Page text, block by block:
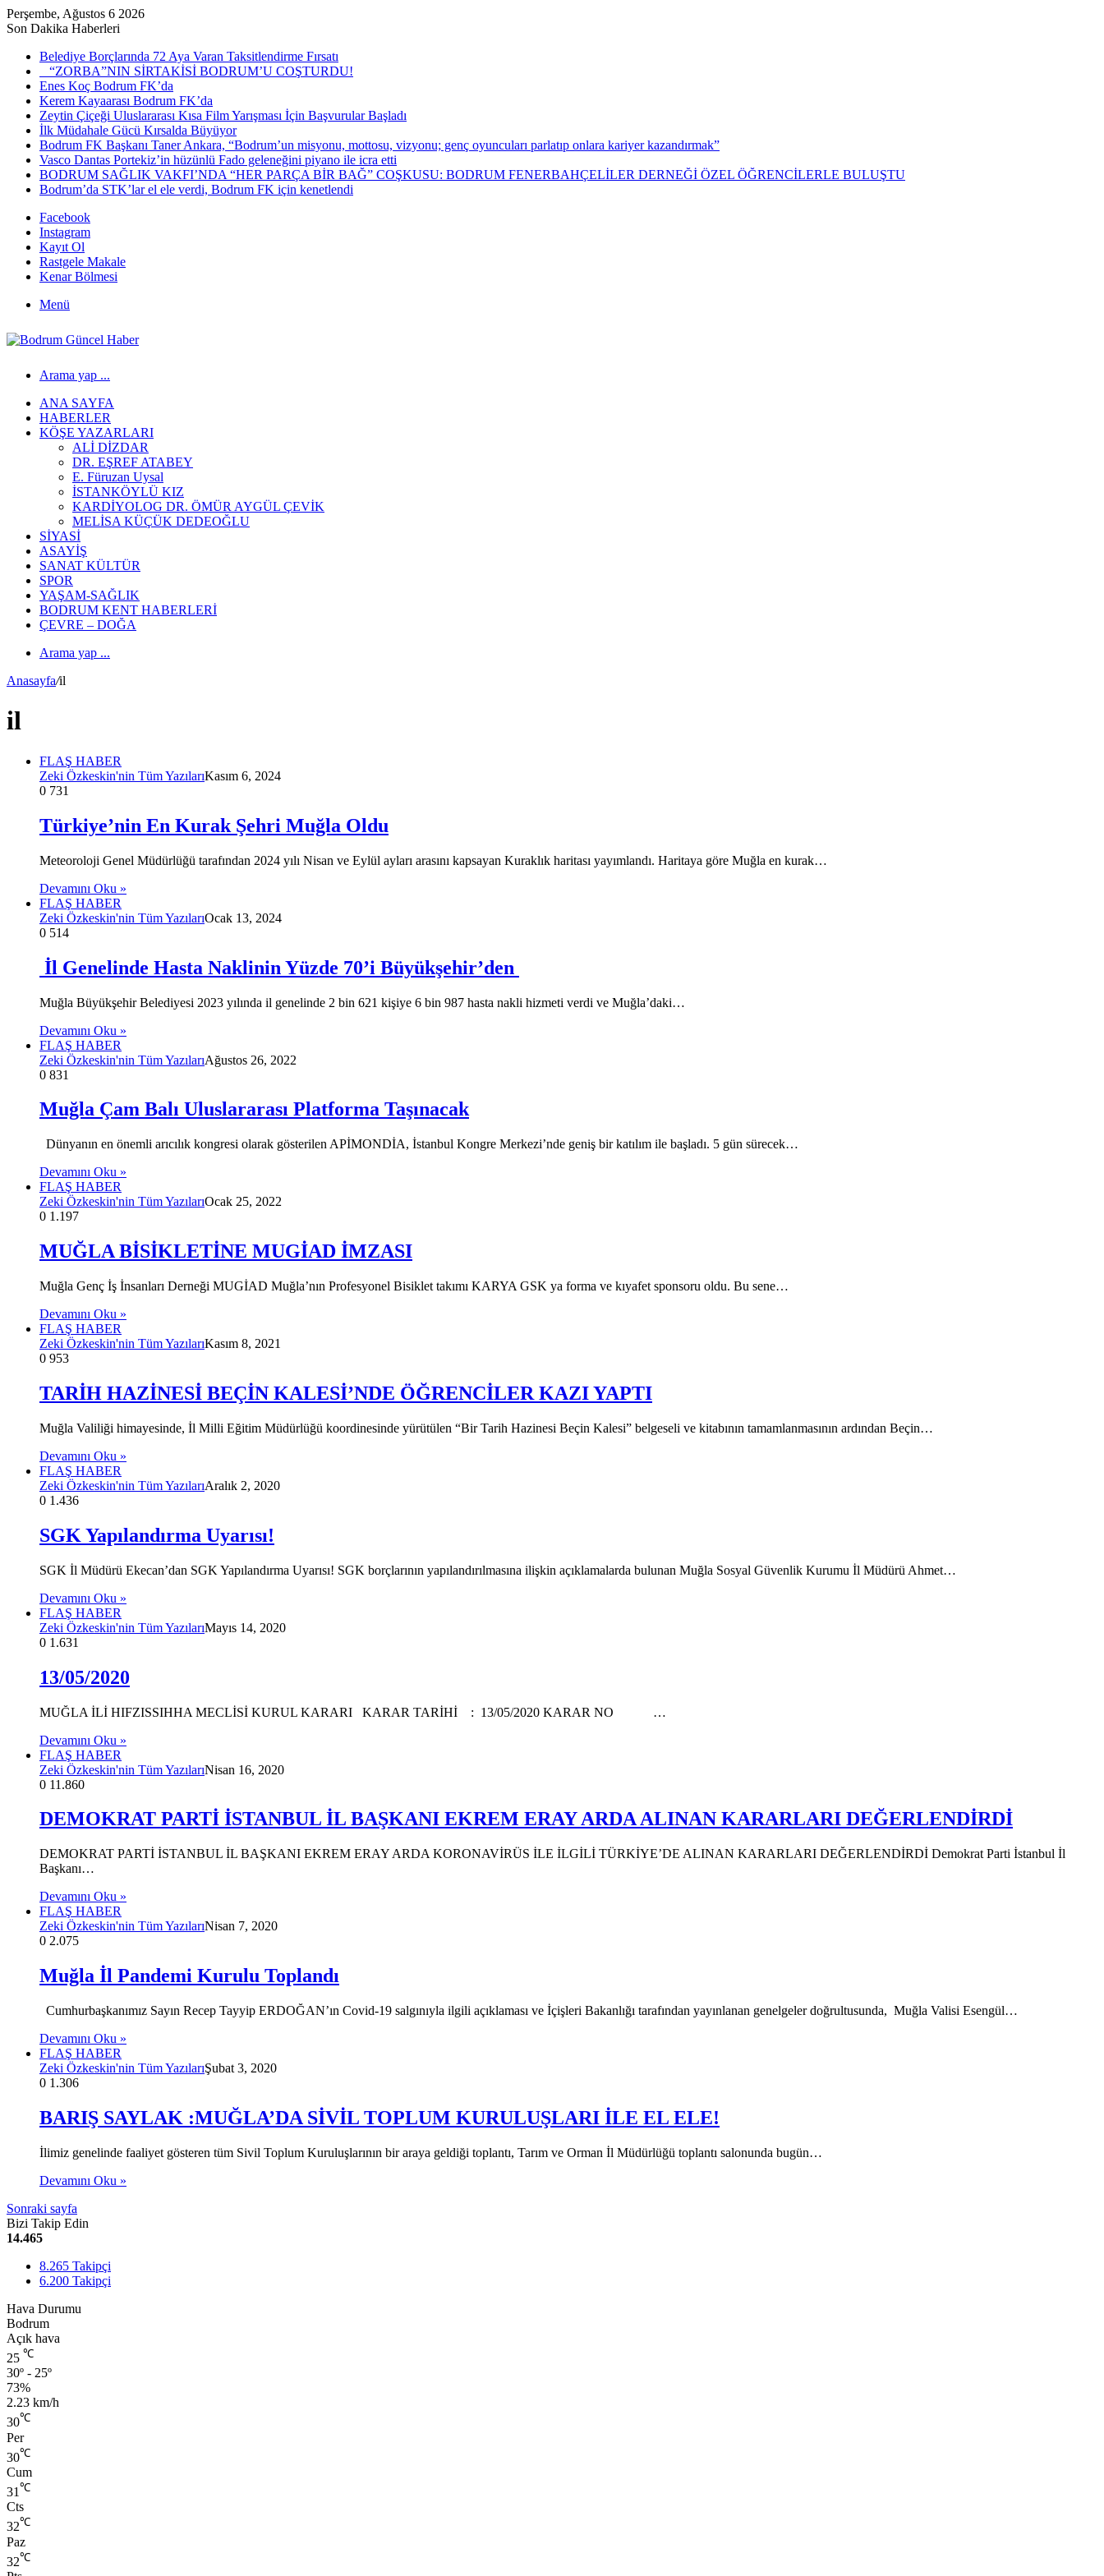
Perşembe, Ağustos 6 2026
Son Dakika Haberleri
Belediye Borçlarında 72 Aya Varan Taksitlendirme Fırsatı
“ZORBA”NIN SİRTAKİSİ BODRUM’U COŞTURDU!
Enes Koç Bodrum FK’da
Kerem Kayaarası Bodrum FK’da
Zeytin Çiçeği Uluslararası Kısa Film Yarışması İçin Başvurular Başladı
İlk Müdahale Gücü Kırsalda Büyüyor
Bodrum FK Başkanı Taner Ankara, “Bodrum’un misyonu, mottosu, vizyonu; genç oyuncuları parlatıp onlara kariyer kazandırmak”
Vasco Dantas Portekiz’in hüzünlü Fado geleneğini piyano ile icra etti
BODRUM SAĞLIK VAKFI’NDA “HER PARÇA BİR BAĞ” COŞKUSU: BODRUM FENERBAHÇELİLER DERNEĞİ ÖZEL ÖĞRENCİLERLE BULUŞTU
Bodrum’da STK’lar el ele verdi, Bodrum FK için kenetlendi
Facebook
Instagram
Kayıt Ol
Rastgele Makale
Kenar Bölmesi
Menü
Arama yap ...
ANA SAYFA
HABERLER
KÖŞE YAZARLARI
ALİ DİZDAR
DR. EŞREF ATABEY
E. Füruzan Uysal
İSTANKÖYLÜ KIZ
KARDİYOLOG DR. ÖMÜR AYGÜL ÇEVİK
MELİSA KÜÇÜK DEDEOĞLU
SİYASİ
ASAYİŞ
SANAT KÜLTÜR
SPOR
YAŞAM-SAĞLIK
BODRUM KENT HABERLERİ
ÇEVRE – DOĞA
Arama yap ...
Anasayfa/il
il
FLAŞ HABER
Zeki Özkeskin'nin Tüm YazılarıKasım 6, 2024
0 731
Türkiye’nin En Kurak Şehri Muğla Oldu
Meteoroloji Genel Müdürlüğü tarafından 2024 yılı Nisan ve Eylül ayları arasını kapsayan Kuraklık haritası yayımlandı. Haritaya göre Muğla en kurak…
Devamını Oku »
FLAŞ HABER
Zeki Özkeskin'nin Tüm YazılarıOcak 13, 2024
0 514
İl Genelinde Hasta Naklinin Yüzde 70’i Büyükşehir’den
Muğla Büyükşehir Belediyesi 2023 yılında il genelinde 2 bin 621 kişiye 6 bin 987 hasta nakli hizmeti verdi ve Muğla’daki…
Devamını Oku »
FLAŞ HABER
Zeki Özkeskin'nin Tüm YazılarıAğustos 26, 2022
0 831
Muğla Çam Balı Uluslararası Platforma Taşınacak
Dünyanın en önemli arıcılık kongresi olarak gösterilen APİMONDİA, İstanbul Kongre Merkezi’nde geniş bir katılım ile başladı. 5 gün sürecek…
Devamını Oku »
FLAŞ HABER
Zeki Özkeskin'nin Tüm YazılarıOcak 25, 2022
0 1.197
MUĞLA BİSİKLETİNE MUGİAD İMZASI
Muğla Genç İş İnsanları Derneği MUGİAD Muğla’nın Profesyonel Bisiklet takımı KARYA GSK ya forma ve kıyafet sponsoru oldu. Bu sene…
Devamını Oku »
FLAŞ HABER
Zeki Özkeskin'nin Tüm YazılarıKasım 8, 2021
0 953
TARİH HAZİNESİ BEÇİN KALESİ’NDE ÖĞRENCİLER KAZI YAPTI
Muğla Valiliği himayesinde, İl Milli Eğitim Müdürlüğü koordinesinde yürütülen “Bir Tarih Hazinesi Beçin Kalesi” belgeseli ve kitabının tamamlanmasının ardından Beçin…
Devamını Oku »
FLAŞ HABER
Zeki Özkeskin'nin Tüm YazılarıAralık 2, 2020
0 1.436
SGK Yapılandırma Uyarısı!
SGK İl Müdürü Ekecan’dan SGK Yapılandırma Uyarısı! SGK borçlarının yapılandırılmasına ilişkin açıklamalarda bulunan Muğla Sosyal Güvenlik Kurumu İl Müdürü Ahmet…
Devamını Oku »
FLAŞ HABER
Zeki Özkeskin'nin Tüm YazılarıMayıs 14, 2020
0 1.631
13/05/2020
MUĞLA İLİ HIFZISSIHHA MECLİSİ KURUL KARARI KARAR TARİHİ : 13/05/2020 KARAR NO …
Devamını Oku »
FLAŞ HABER
Zeki Özkeskin'nin Tüm YazılarıNisan 16, 2020
0 11.860
DEMOKRAT PARTİ İSTANBUL İL BAŞKANI EKREM ERAY ARDA ALINAN KARARLARI DEĞERLENDİRDİ
DEMOKRAT PARTİ İSTANBUL İL BAŞKANI EKREM ERAY ARDA KORONAVİRÜS İLE İLGİLİ TÜRKİYE’DE ALINAN KARARLARI DEĞERLENDİRDİ Demokrat Parti İstanbul İl
Başkanı…
Devamını Oku »
FLAŞ HABER
Zeki Özkeskin'nin Tüm YazılarıNisan 7, 2020
0 2.075
Muğla İl Pandemi Kurulu Toplandı
Cumhurbaşkanımız Sayın Recep Tayyip ERDOĞAN’ın Covid-19 salgınıyla ilgili açıklaması ve İçişleri Bakanlığı tarafından yayınlanan genelgeler doğrultusunda, Muğla Valisi Esengül…
Devamını Oku »
FLAŞ HABER
Zeki Özkeskin'nin Tüm YazılarıŞubat 3, 2020
0 1.306
BARIŞ SAYLAK :MUĞLA’DA SİVİL TOPLUM KURULUŞLARI İLE EL ELE!
İlimiz genelinde faaliyet gösteren tüm Sivil Toplum Kuruluşlarının bir araya geldiği toplantı, Tarım ve Orman İl Müdürlüğü toplantı salonunda bugün…
Devamını Oku »
Sonraki sayfa
Bizi Takip Edin
14.465
8.265 Takipçi
6.200 Takipçi
Hava Durumu
Bodrum
Açık hava
25 ℃
30º - 25º
73%
2.23 km/h
30℃
Per
30℃
Cum
31 ℃
Cts
32℃
Paz
32℃